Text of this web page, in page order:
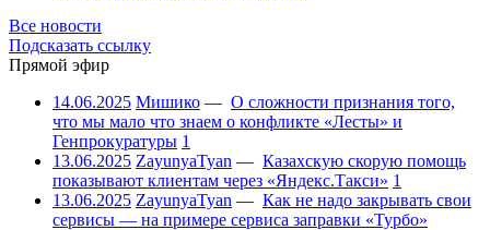
Все новости
Подсказать ссылку
Прямой эфир
14.06.2025 Мишико — О сложности признания того,
что мы мало что знаем о конфликте «Лесты» и
Генпрокуратуры 1
13.06.2025 ZayunyaTyan — Казахскую скорую помощь
показывают клиентам через «Яндекс.Такси» 1
13.06.2025 ZayunyaTyan — Как не надо закрывать свои
сервисы — на примере сервиса заправки «Турбо»